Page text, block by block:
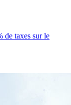
de taxes sur le